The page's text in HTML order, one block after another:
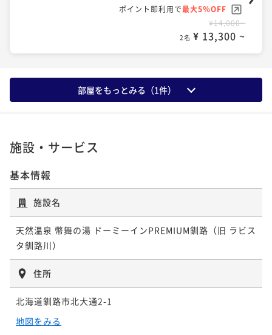
ポイント即利用で最大5％OFF
¥14,000~
2名 ¥ 13,300 ~
部屋をもっとみる（1件）
施設・サービス
基本情報
施設名
天然温泉 幣舞の湯 ドーミーインPREMIUM釧路（旧 ラビス
タ釧路川）
住所
北海道釧路市北大通2-1
地図をみる